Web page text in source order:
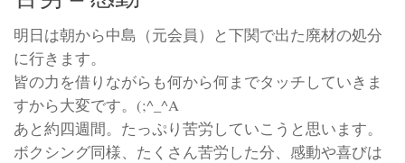
明日は朝から中島（元会員）と下関で出た廃材の処分
に行きます。
皆の力を借りながらも何から何までタッチしていきま
すから大変です。(;^_^A
あと約四週間。たっぷり苦労していこうと思います。
ボクシング同様、たくさん苦労した分、感動や喜びは